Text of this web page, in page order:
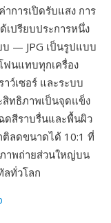
การเปิดรับแสง การ
เปรียบประการหนึ่ง
— JPG เป็นรูปแบบ
ฟนแทบทุกเครื่อง
ว์เซอร์ และระบบ
ทธิภาพเป็นจุดแข็ง
ดสีราบรื่นและพื้นผิว
ลดขนาดได้ 10:1 ที่
าพถ่ายส่วนใหญ่บน
ลทั่วโลก